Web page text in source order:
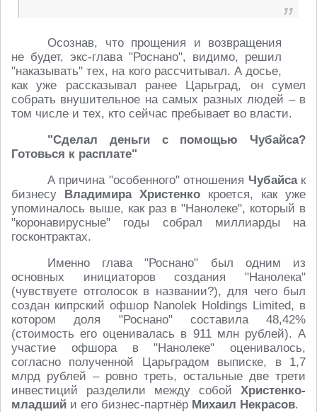
Осознав, что прощения и возвращения
не будет, экс-глава "Роснано", видимо, решил
"наказывать" тех, на кого рассчитывал. А досье,
как уже рассказывал ранее Царьград, он сумел
собрать внушительное на самых разных людей – в
том числе и тех, кто сейчас пребывает во власти.
"Сделал деньги с помощью Чубайса?
Готовься к расплате"
А причина "особенного" отношения Чубайса к
бизнесу Владимира Христенко кроется, как уже
упоминалось выше, как раз в "Нанолеке", который в
"коронавирусные" годы собрал миллиарды на
госконтрактах.
Именно глава "Роснано" был одним из
основных инициаторов создания "Нанолека"
(чувствуете отголосок в названии?), для чего был
создан кипрский офшор Nanolek Holdings Limited, в
котором доля "Роснано" составила 48,42%
(стоимость его оценивалась в 911 млн рублей). А
участие офшора в "Нанолеке" оценивалось,
согласно полученной Царьградом выписке, в 1,7
млрд рублей – ровно треть, остальные две трети
инвестиций разделили между собой Христенко-
младший и его бизнес-партнёр Михаил Некрасов.